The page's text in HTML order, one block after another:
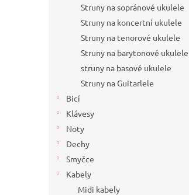
Struny na sopránové ukulele
Struny na koncertní ukulele
Struny na tenorové ukulele
Struny na barytonové ukulele
struny na basové ukulele
Struny na Guitarlele
Bicí
Klávesy
Noty
Dechy
Smyčce
Kabely
Midi kabely